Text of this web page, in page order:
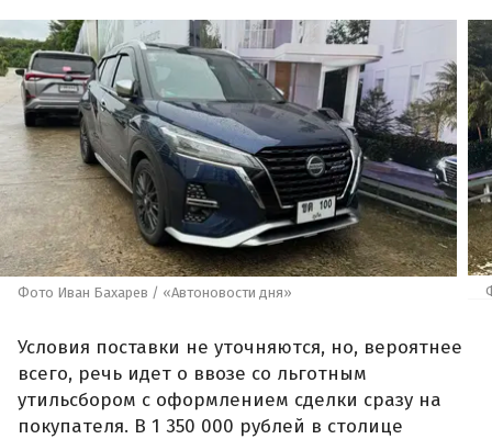
Фото Иван Бахарев / «Автоновости дня»
Условия поставки не уточняются, но, вероятнее
всего, речь идет о ввозе со льготным
утильсбором с оформлением сделки сразу на
покупателя. В 1 350 000 рублей в столице